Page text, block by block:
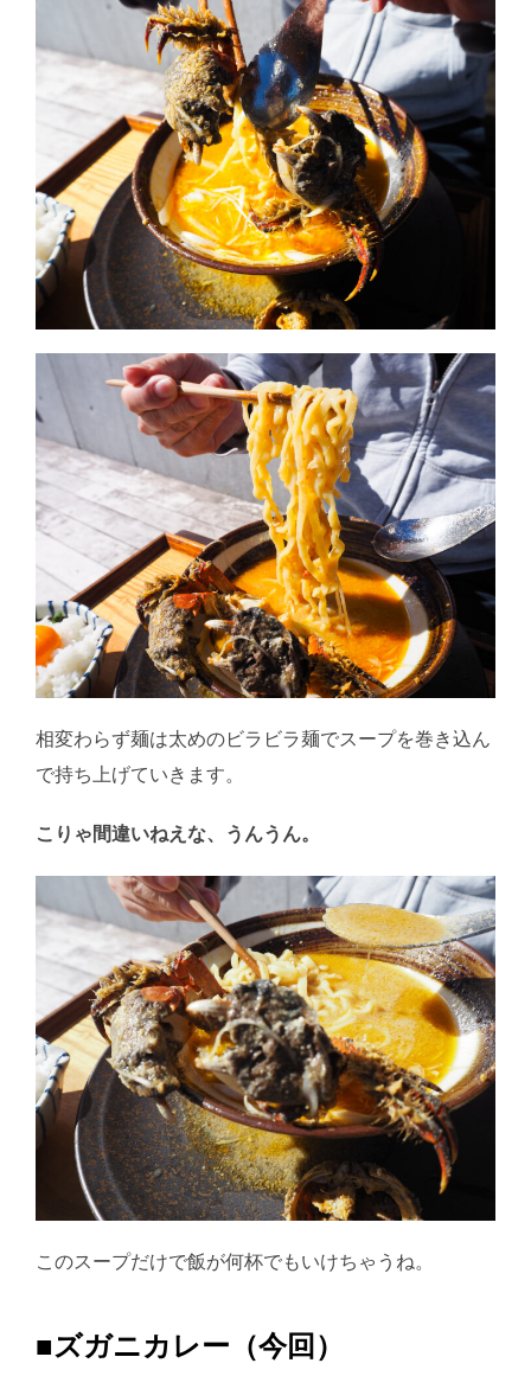
相変わらず麺は太めのビラビラ麺でスープを巻き込ん
で持ち上げていきます。
こりゃ間違いねえな、うんうん。
このスープだけで飯が何杯でもいけちゃうね。
■ズガニカレー（今回）